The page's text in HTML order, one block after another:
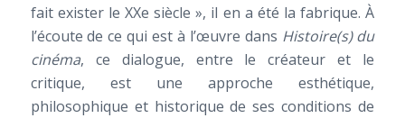
fait exister le XXe siècle », il en a été la fabrique. À
l’écoute de ce qui est à l’œuvre dans Histoire(s) du
cinéma, ce dialogue, entre le créateur et le
critique, est une approche esthétique,
philosophique et historique de ses conditions de